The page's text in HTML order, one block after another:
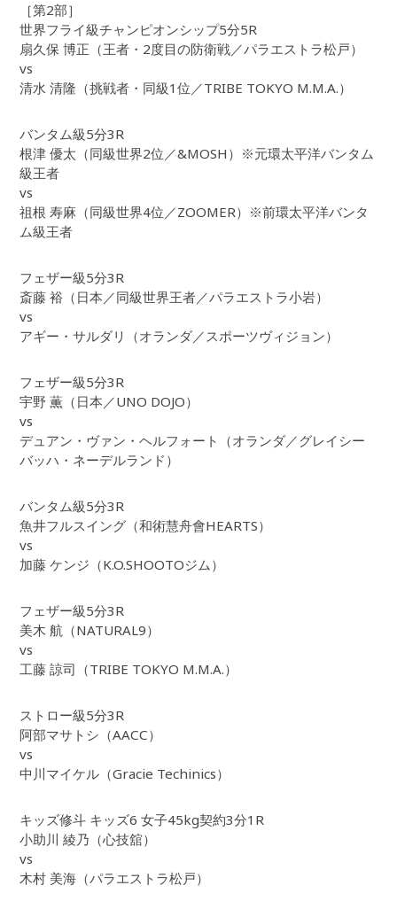
［第2部］
世界フライ級チャンピオンシップ5分5R
扇久保 博正（王者・2度目の防衛戦／パラエストラ松戸）
vs
清水 清隆（挑戦者・同級1位／TRIBE TOKYO M.M.A.）
バンタム級5分3R
根津 優太（同級世界2位／&MOSH）※元環太平洋バンタム
級王者
vs
祖根 寿麻（同級世界4位／ZOOMER）※前環太平洋バンタ
ム級王者
フェザー級5分3R
斎藤 裕（日本／同級世界王者／パラエストラ小岩）
vs
アギー・サルダリ（オランダ／スポーツヴィジョン）
フェザー級5分3R
宇野 薫（日本／UNO DOJO）
vs
デュアン・ヴァン・ヘルフォート（オランダ／グレイシー
バッハ・ネーデルランド）
バンタム級5分3R
魚井フルスイング（和術慧舟會HEARTS）
vs
加藤 ケンジ（K.O.SHOOTOジム）
フェザー級5分3R
美木 航（NATURAL9）
vs
工藤 諒司（TRIBE TOKYO M.M.A.）
ストロー級5分3R
阿部マサトシ（AACC）
vs
中川マイケル（Gracie Techinics）
キッズ修斗 キッズ6 女子45kg契約3分1R
小助川 綾乃（心技舘）
vs
木村 美海（パラエストラ松戸）